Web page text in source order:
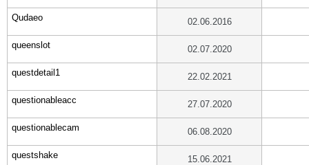
Qudaeo 02.06.2016
queenslot 02.07.2020
questdetail1 22.02.2021
questionableacc 27.07.2020
questionablecam 06.08.2020
questshake 15.06.2021